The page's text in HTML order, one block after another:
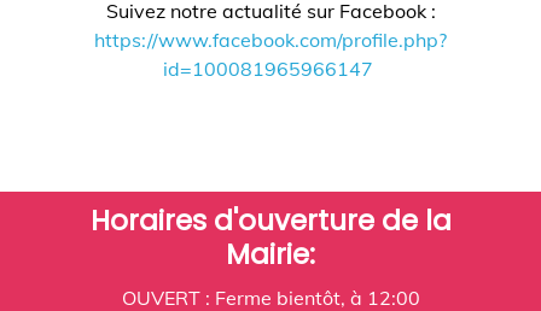
Suivez notre actualité sur Facebook :
https://www.facebook.com/profile.php?
id=100081965966147
Horaires d'ouverture de la
Mairie:
OUVERT : Ferme bientôt, à 12:00